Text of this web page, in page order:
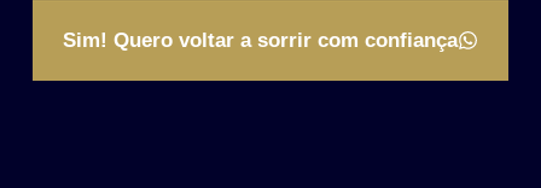
Sim! Quero voltar a sorrir com confiança